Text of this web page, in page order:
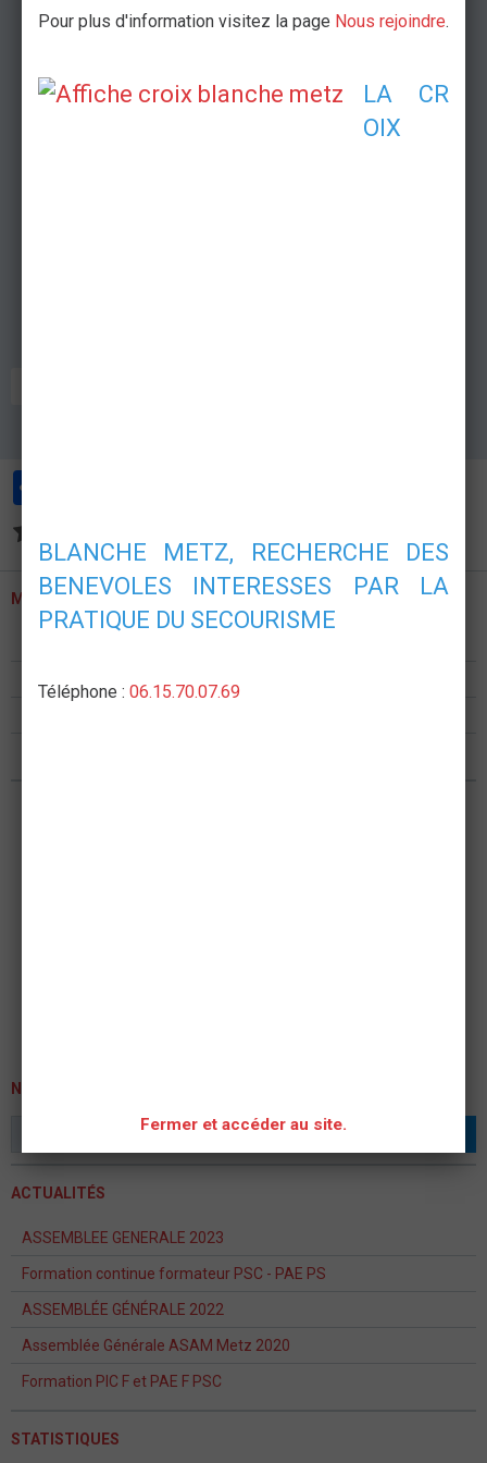
MENU
NEWSLETTER
ACTUALITÉS
ASSEMBLEE GENERALE 2023
Formation continue formateur PSC - PAE PS
ASSEMBLÉE GÉNÉRALE 2022
Assemblée Générale ASAM Metz 2020
Formation PIC F et PAE F PSC
STATISTIQUES
Pour plus d'information visitez la page Nous rejoindre.
LA CR
OIX
BLANCHE METZ, RECHERCHE DES
BENEVOLES INTERESSES PAR LA
PRATIQUE DU SECOURISME
Téléphone : 06.15.70.07.69
Fermer et accéder au site.